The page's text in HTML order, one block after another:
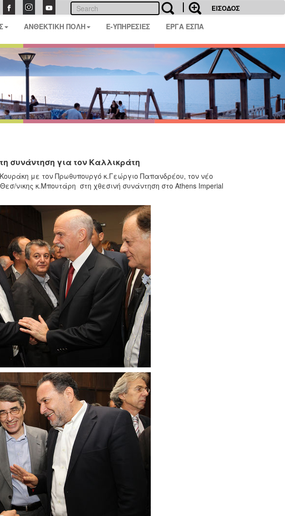
ΕΙΣΟΔΟΣ
ΑΝΘΕΚΤΙΚΗ ΠΟΛΗ E-ΥΠΗΡΕΣΙΕΣ ΕΡΓΑ ΕΣΠΑ
συνάντηση για τον Καλλικράτη
με τον Πρωθυπουργό κ.Γεώργιο Παπανδρέου, τον νέο
νικης κ.Μπουτάρη στη χθεσινή συνάντηση στο Athens Imperial